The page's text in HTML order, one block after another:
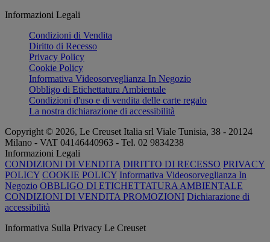
Informazioni Legali
Condizioni di Vendita
Diritto di Recesso
Privacy Policy
Cookie Policy
Informativa Videosorveglianza In Negozio
Obbligo di Etichettatura Ambientale
Condizioni d'uso e di vendita delle carte regalo
La nostra dichiarazione di accessibilità
Copyright © 2026, Le Creuset Italia srl ​​Viale Tunisia, 38 - 20124
Milano - VAT 04146440963 - Tel. 02 9834238
Informazioni Legali
CONDIZIONI DI VENDITA DIRITTO DI RECESSO PRIVACY
POLICY COOKIE POLICY Informativa Videosorveglianza In
Negozio OBBLIGO DI ETICHETTATURA AMBIENTALE
CONDIZIONI DI VENDITA PROMOZIONI Dichiarazione di
accessibilità
Informativa Sulla Privacy Le Creuset